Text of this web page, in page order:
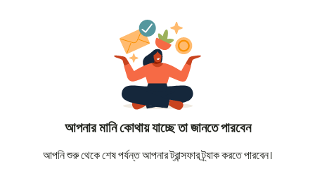
আপনার মানি কোথায় যাচ্ছে তা জানতে পারবেন
আপনি শুরু থেকে শেষ পর্যন্ত আপনার ট্রান্সফার ট্র্যাক করতে পারবেন।